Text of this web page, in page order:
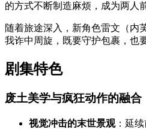
的方式不断制造麻烦，成为两人
随着旅途深入，新角色雷文（内
我诈中周旋，既要守护包裹，也
剧集特色
废土美学与疯狂动作的融合
视觉冲击的末世景观：延